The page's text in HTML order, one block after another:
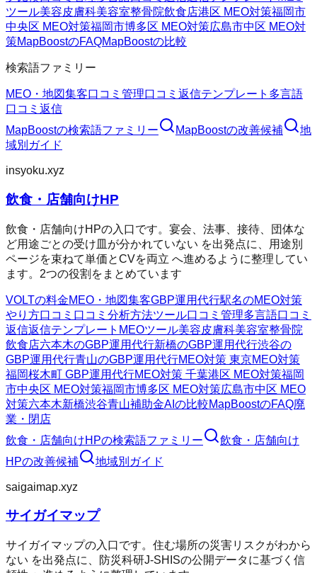
ツール美容皮膚科美容室整骨院飲食店港区 MEO対策福岡市
中央区 MEO対策福岡市博多区 MEO対策広島市中区 MEO対
策MapBoostのFAQMapBoostの比較
検索語ファミリー
MEO・地図集客口コミ管理口コミ返信テンプレート 多言語
口コミ返信
MapBoostの検索語ファミリー MapBoostの改善候補
地
域別ガイド
insyoku.xyz
飲食・店舗向けHP
飲食・店舗向けHPの入口です。宴会、法事、接待、団体な
ど用途ごとの受け皿が分かれていない を出発点に、用途別
ページを束ねて単価とCVを両立 へ進めるように整理してい
ます。2つの役割をまとめています
VOLTの料金MEO・地図集客GBP運用代行駅名のMEO対策
やり方口コミ 口コミ分析方法ツール口コミ管理多言語口コミ
返信返信テンプレート MEOツール美容皮膚科美容室整骨院
飲食店六本木のGBP運用代行新橋のGBP運用代行渋谷の
GBP運用代行青山のGBP運用代行MEO対策 東京MEO対策
福岡桜木町 GBP運用代行MEO対策 千葉港区 MEO対策福岡
市中央区 MEO対策福岡市博多区 MEO対策広島市中区 MEO
対策六本木新橋渋谷青山補助金AIの比較MapBoostのFAQ廃
業・閉店
飲食・店舗向けHPの検索語ファミリー
飲食・店舗向け
HPの改善候補 地域別ガイド
saigaimap.xyz
サイガイマップ
サイガイマップの入口です。住む場所の災害リスクがわから
ない を出発点に、防災科研J-SHISの公開データに基づく信